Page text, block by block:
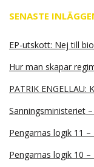
SENASTE
EP-utskott: Nej till
Hur man skapar
PATRIK
Sanningsministeriet
Pengarnas logik 11
Pengarnas logik 10